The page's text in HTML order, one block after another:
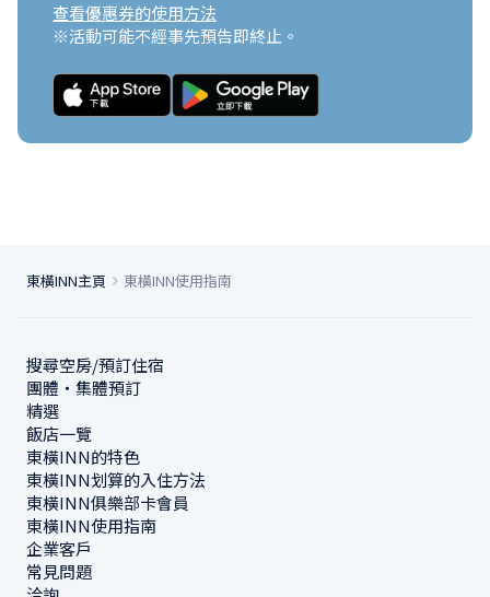
查看優惠券的使用方法
※活動可能不經事先預告即終止。
東橫INN主頁 東橫INN使用指南
搜尋空房/預訂住宿
團體・集體預訂
精選
飯店一覽
東橫INN的特色
東橫INN划算的入住方法
東橫INN俱樂部卡會員
東橫INN使用指南
企業客戶
常見問題